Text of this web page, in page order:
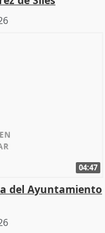
04:47
del Ayuntamiento